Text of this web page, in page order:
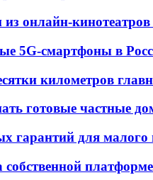
онлайн-
5G-смартфоны в
километров
готовые частные
гарантий для малого